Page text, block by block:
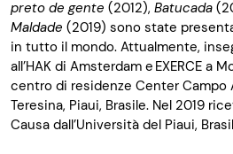
preto de gente (2012), Batucada
Maldade (2019) sono state
in tutto il mondo. Attualmente,
all’HAK di Amsterdam e EXERCE a
centro di residenze Center Campo
Teresina, Piaui, Brasile. Nel 2019
Causa dall’Università del Piaui,